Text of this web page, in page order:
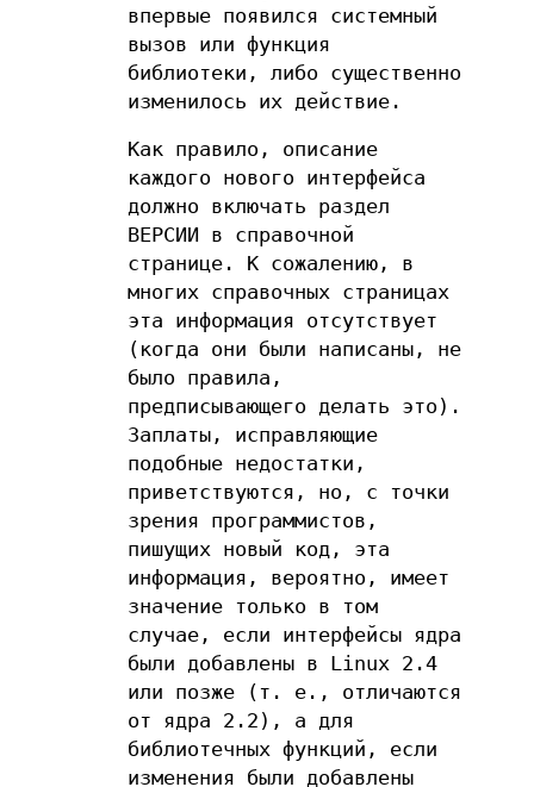
впервые появился системный
вызов или функция
библиотеки, либо существенно
изменилось их действие.
Как правило, описание
каждого нового интерфейса
должно включать раздел
ВЕРСИИ в справочной
странице. К сожалению, в
многих справочных страницах
эта информация отсутствует
(когда они были написаны, не
было правила,
предписывающего делать это).
Заплаты, исправляющие
подобные недостатки,
приветствуются, но, с точки
зрения программистов,
пишущих новый код, эта
информация, вероятно, имеет
значение только в том
случае, если интерфейсы ядра
были добавлены в Linux 2.4
или позже (т. е., отличаются
от ядра 2.2), а для
библиотечных функций, если
изменения были добавлены